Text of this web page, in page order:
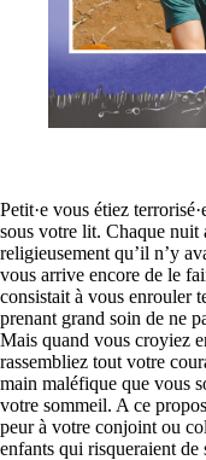
Petit·e vous étiez
sous votre lit. Chaque
religieusement qu’il n’y
vous arrive encore de le
consistait à vous enrouler
prenant grand soin de ne
Mais quand vous croyiez
rassembliez tout votre
main maléfique que vous
votre sommeil. A ce
peur à votre conjoint ou
enfants qui risqueraient